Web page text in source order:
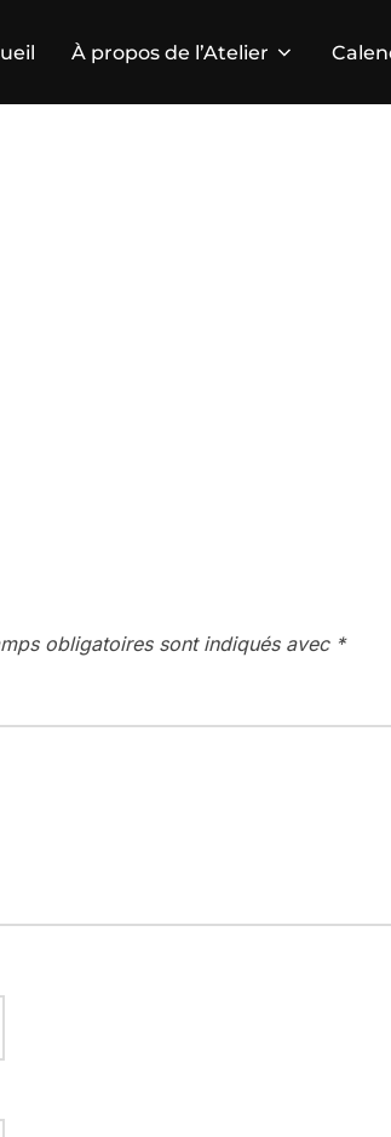
À propos de l’Atelier
obligatoires sont indiqués avec *